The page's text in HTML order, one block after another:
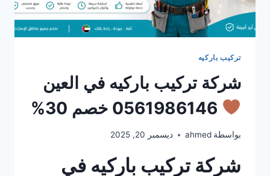
تركيب باركيه
شركة تركيب باركيه في العين
بواسطة ahmed ديسمبر 20, 2025
شركة تركيب باركيه في